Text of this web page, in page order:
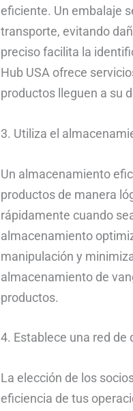
eficiente. Un embalaje
transporte, evitando
preciso facilita la
Hub USA ofrece
productos lleguen a su
3. Utiliza el
Un almacenamiento
productos de manera
rápidamente cuando
almacenamiento
manipulación y
almacenamiento de
productos.
4. Establece una red
La elección de los
eficiencia de tus